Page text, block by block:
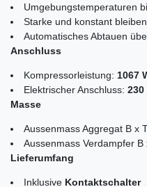
Umgebungstemperaturen
Starke und konstant
Automatisches Abtauen
Anschluss
Kompressorleistung: 1067
Elektrischer Anschluss: 230
Masse
Aussenmass Aggregat B x
Aussenmass Verdampfer B
Lieferumfang
Inklusive Kontaktschalter